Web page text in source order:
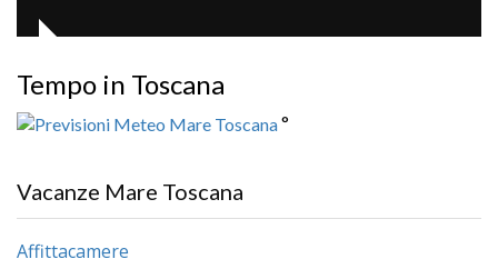
Tempo in Toscana
°
Vacanze Mare Toscana
Affittacamere